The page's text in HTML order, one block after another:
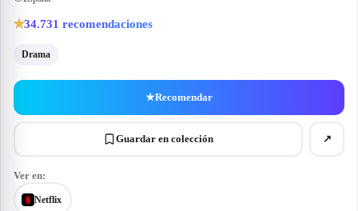
★34.731 recomendaciones
Drama
★Recomendar
Guardar en colección ↗
Ver en:
Netflix